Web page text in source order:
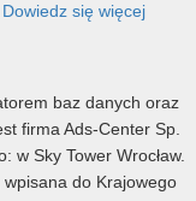
Dowiedz się więcej
baz danych oraz
firma Ads-Center Sp.
w Sky Tower Wrocław.
do Krajowego